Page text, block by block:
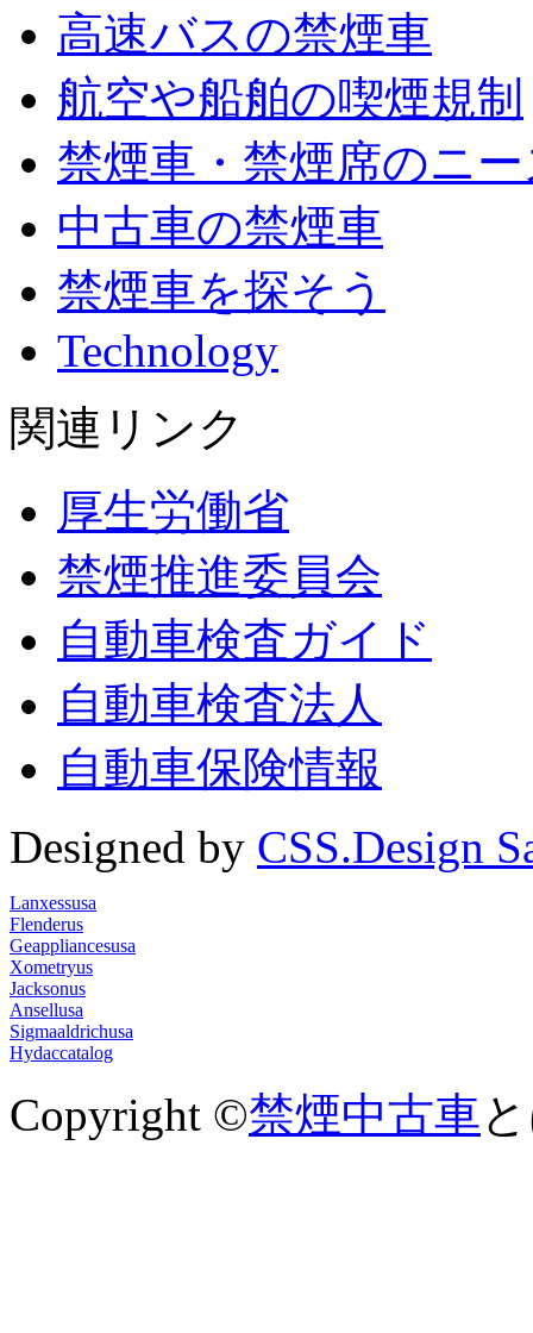
高速バスの禁煙車
航空や船舶の喫煙規制
禁煙車・禁煙席のニ
中古車の禁煙車
禁煙車を探そう
Technology
関連リンク
厚生労働省
禁煙推進委員会
自動車検査ガイド
自動車検査法人
自動車保険情報
Designed by CSS.Design
Lanxessusa
Flenderus
Geappliancesusa
Xometryus
Jacksonus
Ansellusa
Sigmaaldrichusa
Hydaccatalog
Copyright ©禁煙中古車